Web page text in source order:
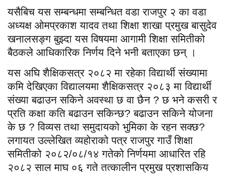
यसैबिच यस सम्बन्धमा सम्बन्धित वडा राजपुर २ का वडा
अध्यक्ष ओमप्रकाश यादव तथा शिक्षा शाखा प्रमुख बासुदेव
खनालसङ्ग बुझ्दा यस विषयमा आगामी शिक्षा समितीको
बैठकले आधिकारिक निर्णय दिने भनी बताएका छन् ।
यस अघि शैक्षिकसत्र २०८२ मा रहेका विद्यार्थी संख्यामा
कमि देखिएका विद्यालयमा शैक्षिकसत्र २०८३ मा विद्यार्थी
संख्या बढाउन सकिने अवस्था छ वा छैन ? छ भने कसरी र
प्रति कक्षा कति बढाउन सकिन्छ? बढाउन सकिने योजना
के छ ? विव्यस तथा समुदायको भुमिका के रहन सक्छ?
लगायत उल्लेखित व्यहोराको पत्र राजपुर गाउँ शिक्षा
समितीको २०८२/०८/१४ गतेको निर्णयमा आधारित रहि
२०८२ साल माघ ०६ गते तत्कालीन प्रमुख प्रशासकिय